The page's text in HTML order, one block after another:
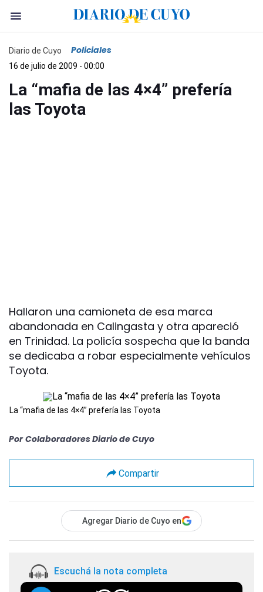
Diario de Cuyo Policiales
16 de julio de 2009 - 00:00
La “mafia de las 4×4” prefería
las Toyota
Hallaron una camioneta de esa marca
abandonada en Calingasta y otra apareció
en Trinidad. La policía sospecha que la banda
se dedicaba a robar especialmente vehículos
Toyota.
La “mafia de las 4×4” prefería las Toyota
Por Colaboradores Diario de Cuyo
Compartir
Agregar Diario de Cuyo en
Escuchá la nota completa